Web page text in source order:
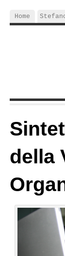
Home
della